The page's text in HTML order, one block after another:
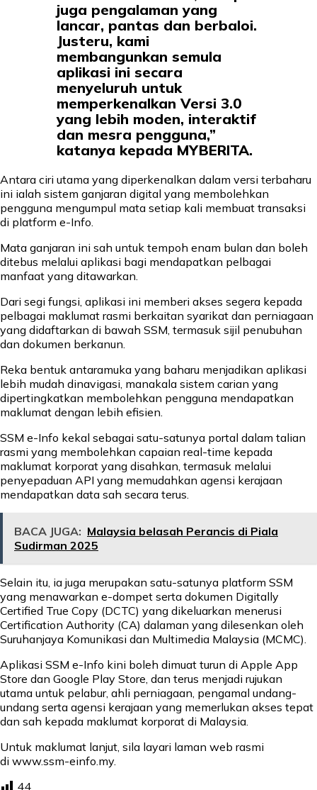
juga pengalaman yang
lancar, pantas dan berbaloi.
Justeru, kami
membangunkan semula
aplikasi ini secara
menyeluruh untuk
memperkenalkan Versi 3.0
yang lebih moden, interaktif
dan mesra pengguna,”
katanya kepada MYBERITA.
Antara ciri utama yang diperkenalkan dalam versi terbaharu
ini ialah sistem ganjaran digital yang membolehkan
pengguna mengumpul mata setiap kali membuat transaksi
di platform e-Info.
Mata ganjaran ini sah untuk tempoh enam bulan dan boleh
ditebus melalui aplikasi bagi mendapatkan pelbagai
manfaat yang ditawarkan.
Dari segi fungsi, aplikasi ini memberi akses segera kepada
pelbagai maklumat rasmi berkaitan syarikat dan perniagaan
yang didaftarkan di bawah SSM, termasuk sijil penubuhan
dan dokumen berkanun.
Reka bentuk antaramuka yang baharu menjadikan aplikasi
lebih mudah dinavigasi, manakala sistem carian yang
dipertingkatkan membolehkan pengguna mendapatkan
maklumat dengan lebih efisien.
SSM e-Info kekal sebagai satu-satunya portal dalam talian
rasmi yang membolehkan capaian real-time kepada
maklumat korporat yang disahkan, termasuk melalui
penyepaduan API yang memudahkan agensi kerajaan
mendapatkan data sah secara terus.
BACA JUGA: Malaysia belasah Perancis di Piala
Sudirman 2025
Selain itu, ia juga merupakan satu-satunya platform SSM
yang menawarkan e-dompet serta dokumen Digitally
Certified True Copy (DCTC) yang dikeluarkan menerusi
Certification Authority (CA) dalaman yang dilesenkan oleh
Suruhanjaya Komunikasi dan Multimedia Malaysia (MCMC).
Aplikasi SSM e-Info kini boleh dimuat turun di Apple App
Store dan Google Play Store, dan terus menjadi rujukan
utama untuk pelabur, ahli perniagaan, pengamal undang-
undang serta agensi kerajaan yang memerlukan akses tepat
dan sah kepada maklumat korporat di Malaysia.
Untuk maklumat lanjut, sila layari laman web rasmi
di www.ssm-einfo.my.
44